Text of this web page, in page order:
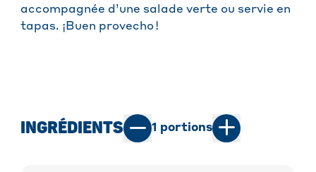
accompagnée d’une salade verte ou servie en
tapas. ¡Buen provecho !
INGRÉDIENTS 1 portions